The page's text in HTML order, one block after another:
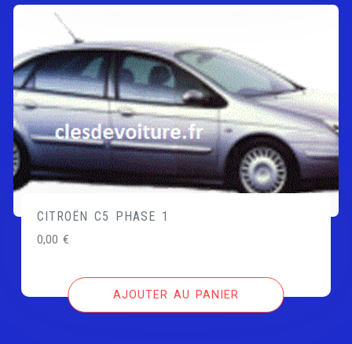
CITROËN C5 PHASE 1
0,00€
AJOUTER AU PANIER